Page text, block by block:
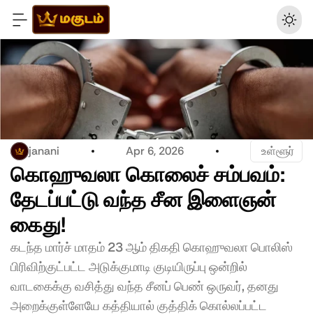
janani Apr 6, 2026 உள்ளூர்
கொஹுவலா கொலைச் சம்பவம்:
தேடப்பட்டு வந்த சீன இளைஞன்
கைது!
கடந்த மார்ச் மாதம் 23 ஆம் திகதி கொஹுவலா பொலிஸ்
பிரிவிற்குட்பட்ட அடுக்குமாடி குடியிருப்பு ஒன்றில்
வாடகைக்கு வசித்து வந்த சீனப் பெண் ஒருவர், தனது
அறைக்குள்ளேயே கத்தியால் குத்திக் கொல்லப்பட்ட